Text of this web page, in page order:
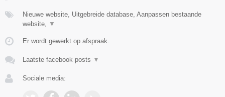
Nieuwe website, Uitgebreide database, Aanpassen bestaande
website,
▼
Er wordt gewerkt op afspraak.
Laatste facebook posts ▼
Sociale media: